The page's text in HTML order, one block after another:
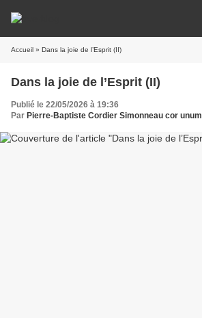
Accueil » Dans la joie de l’Esprit (II)
Dans la joie de l’Esprit (II)
Publié le 22/05/2026 à 19:36
Par Pierre-Baptiste Cordier Simonneau cor unum